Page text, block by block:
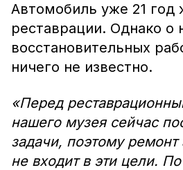
Автомобиль уже 21 год
реставрации. Однако о
восстановительных
ничего не известно.
«Перед
нашего музея сейчас
задачи, поэтому
не входит в эти цели.